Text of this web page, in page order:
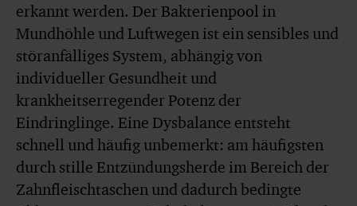
erkannt werden. Der Bakterienpool in
Mundhöhle und Luftwegen ist ein sensibles und
störanfälliges System, abhängig von
individueller Gesundheit und
krankheitserregender Potenz der
Eindringlinge. Eine Dysbalance entsteht
schnell und häufig unbemerkt: am häufigsten
durch stille Entzündungsherde im Bereich der
Zahnfleischtaschen und dadurch bedingte